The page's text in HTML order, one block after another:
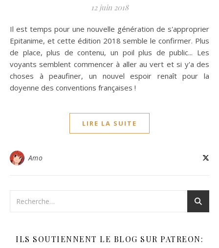
12 juin 2018
Il est temps pour une nouvelle génération de s'approprier
Epitanime, et cette édition 2018 semble le confirmer. Plus
de place, plus de contenu, un poil plus de public... Les
voyants semblent commencer à aller au vert et si y'a des
choses à peaufiner, un nouvel espoir renaît pour la
doyenne des conventions françaises !
LIRE LA SUITE
Amo
ILS SOUTIENNENT LE BLOG SUR PATREON: